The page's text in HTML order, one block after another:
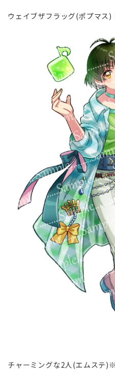
ウェイブザフラッグ(ポプマス
チャーミングな2人(エムステ